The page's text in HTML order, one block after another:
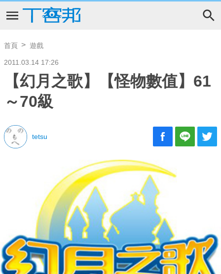
首頁 遊戲
2011.03.14 17:26
【幻月之歌】【怪物數值】61
～70級
tetsu